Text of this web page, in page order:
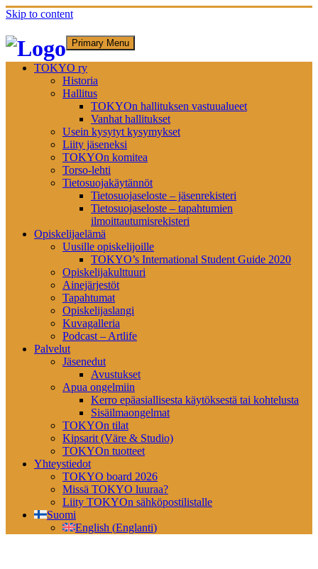
Skip to content
Primary Menu
TOKYO ry
Historia
Hallitus
TOKYOn hallituksen vastuualueet
Vanhat hallitukset
Usein kysytyt kysymykset
Liity jäseneksi
TOKYOn komitea
Torso-lehti
Tietosuojakäytännöt
Tietosuojaseloste – jäsenrekisteri
Tietosuojaseloste – tapahtumien
ilmoittautumisrekisteri
Opiskelijaelämä
Uusille opiskelijoille
TOKYO’s International Student Guide 2020
Opiskelijakulttuuri
Ainejärjestöt
Tapahtumat
Opiskelijaslangi
Kuvagalleria
Podcast – Artlife
Palvelut
Jäsenedut
Avustukset
Apua ongelmiin
Kerro epäasiallisesta käytöksestä tai kohtelusta
Sisäilmaongelmat
TOKYOn tilat
Kipsarit (Väre & Studio)
TOKYOn tuotteet
Yhteystiedot
TOKYO board 2026
Missä TOKYO luuraa?
Liity TOKYOn sähköpostilistalle
Suomi
English (Englanti)